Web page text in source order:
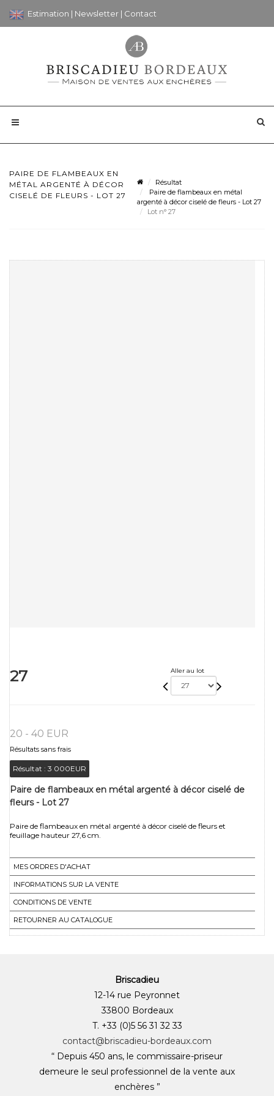
Estimation | Newsletter | Contact
PAIRE DE FLAMBEAUX EN
MÉTAL ARGENTÉ À DÉCOR
CISELÉ DE FLEURS - LOT 27
Résultat
Paire de flambeaux en métal
argenté à décor ciselé de fleurs - Lot 27
Lot n° 27
27 Aller au lot
20 - 40 EUR
Résultats sans frais
Résultat : 3 000EUR
Paire de flambeaux en métal argenté à décor ciselé de
fleurs - Lot 27
Paire de flambeaux en métal argenté à décor ciselé de fleurs et
feuillage hauteur 27,6 cm.
MES ORDRES D'ACHAT
INFORMATIONS SUR LA VENTE
CONDITIONS DE VENTE
RETOURNER AU CATALOGUE
Briscadieu
12-14 rue Peyronnet
33800 Bordeaux
T. +33 (0)5 56 31 32 33
contact@briscadieu-bordeaux.com
“ Depuis 450 ans, le commissaire-priseur
demeure le seul professionnel de la vente aux
enchères ”